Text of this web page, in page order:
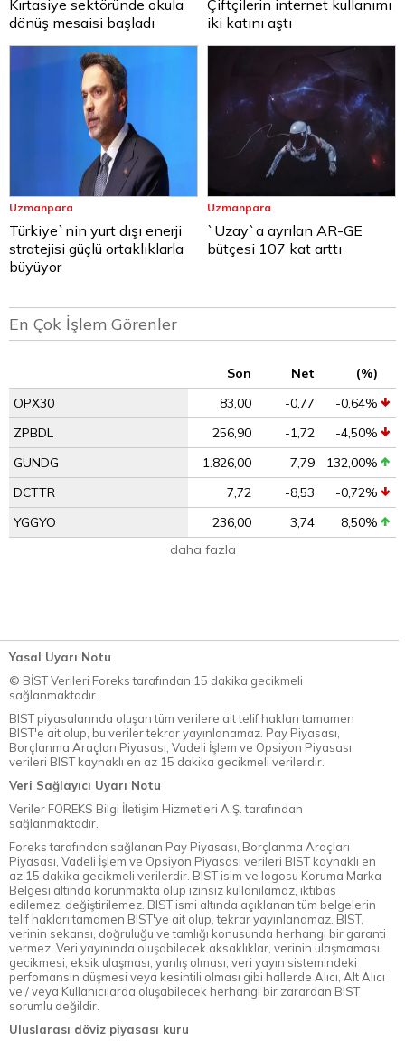
Kırtasiye sektöründe okula
dönüş mesaisi başladı
Çiftçilerin internet kullanımı
iki katını aştı
Uzmanpara
Türkiye`nin yurt dışı enerji
stratejisi güçlü ortaklıklarla
büyüyor
Uzmanpara
`Uzay`a ayrılan AR-GE
bütçesi 107 kat arttı
En Çok İşlem Görenler
Son Net
(%)
OPX30
83,00 -0,77
-0,64%
ZPBDL
256,90 -1,72
-4,50%
GUNDG
1.826,00 7,79
132,00%
DCTTR
7,72 -8,53
-0,72%
YGGYO
236,00 3,74
8,50%
daha fazla
Yasal Uyarı Notu
© BİST Verileri Foreks tarafından 15 dakika gecikmeli
sağlanmaktadır.
BIST piyasalarında oluşan tüm verilere ait telif hakları tamamen
BIST'e ait olup, bu veriler tekrar yayınlanamaz. Pay Piyasası,
Borçlanma Araçları Piyasası, Vadeli İşlem ve Opsiyon Piyasası
verileri BIST kaynaklı en az 15 dakika gecikmeli verilerdir.
Veri Sağlayıcı Uyarı Notu
Veriler FOREKS Bilgi İletişim Hizmetleri A.Ş. tarafından
sağlanmaktadır.
Foreks tarafından sağlanan Pay Piyasası, Borçlanma Araçları
Piyasası, Vadeli İşlem ve Opsiyon Piyasası verileri BIST kaynaklı en
az 15 dakika gecikmeli verilerdir. BIST isim ve logosu Koruma Marka
Belgesi altında korunmakta olup izinsiz kullanılamaz, iktibas
edilemez, değiştirilemez. BIST ismi altında açıklanan tüm belgelerin
telif hakları tamamen BIST'ye ait olup, tekrar yayınlanamaz. BIST,
verinin sekansı, doğruluğu ve tamlığı konusunda herhangi bir garanti
vermez. Veri yayınında oluşabilecek aksaklıklar, verinin ulaşmaması,
gecikmesi, eksik ulaşması, yanlış olması, veri yayın sistemindeki
perfomansın düşmesi veya kesintili olması gibi hallerde Alıcı, Alt Alıcı
ve / veya Kullanıcılarda oluşabilecek herhangi bir zarardan BIST
sorumlu değildir.
Uluslarası döviz piyasası kuru